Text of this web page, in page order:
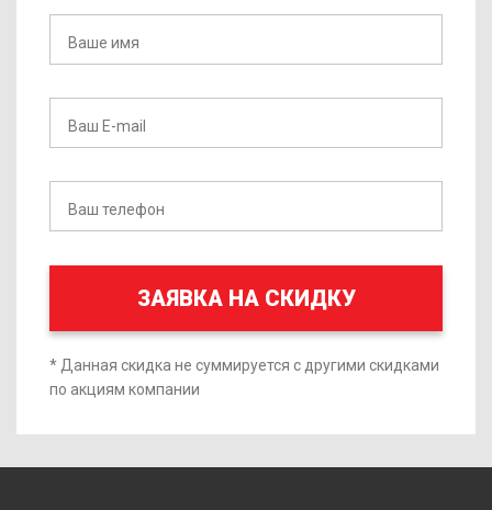
ЗАЯВКА НА СКИДКУ
* Данная скидка не суммируется с другими скидками
по акциям компании